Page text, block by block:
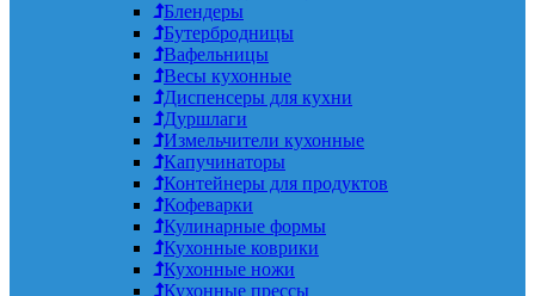
Блендеры
Бутербродницы
Вафельницы
Весы кухонные
Диспенсеры для кухни
Дуршлаги
Измельчители кухонные
Капучинаторы
Контейнеры для продуктов
Кофеварки
Кулинарные формы
Кухонные коврики
Кухонные ножи
Кухонные прессы